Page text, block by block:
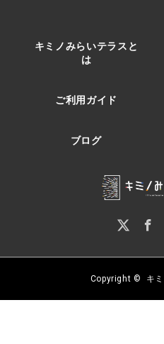
キミノみらいテラスと
は
ご利用ガイド
ブログ
InstagramPinterest
Copyright © キ